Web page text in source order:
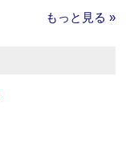
もっと見る »